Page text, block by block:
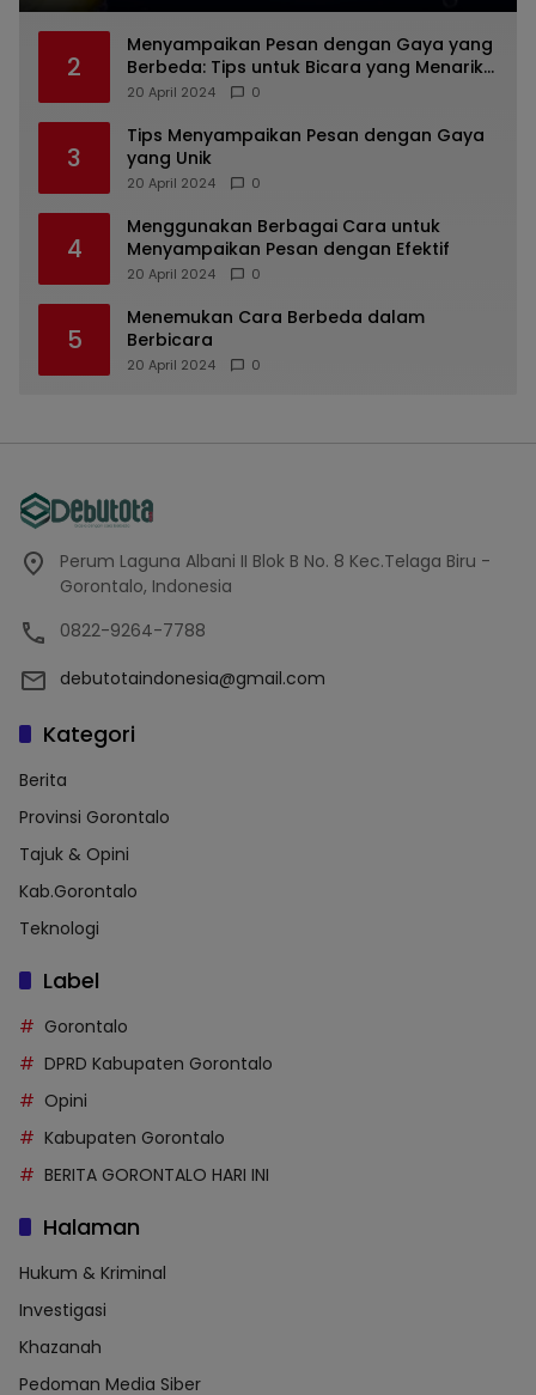
2
Menyampaikan Pesan dengan Gaya yang
Berbeda: Tips untuk Bicara yang Menarik
dan Unik
20 April 2024 0
3
Tips Menyampaikan Pesan dengan Gaya
yang Unik
20 April 2024 0
4
Menggunakan Berbagai Cara untuk
Menyampaikan Pesan dengan Efektif
20 April 2024 0
5
Menemukan Cara Berbeda dalam
Berbicara
20 April 2024 0
Perum Laguna Albani II Blok B No. 8 Kec.Telaga Biru -
Gorontalo, Indonesia
0822-9264-7788
debutotaindonesia@gmail.com
Kategori
Berita
Provinsi Gorontalo
Tajuk & Opini
Kab.Gorontalo
Teknologi
Label
Gorontalo
DPRD Kabupaten Gorontalo
Opini
Kabupaten Gorontalo
BERITA GORONTALO HARI INI
Halaman
Hukum & Kriminal
Investigasi
Khazanah
Pedoman Media Siber